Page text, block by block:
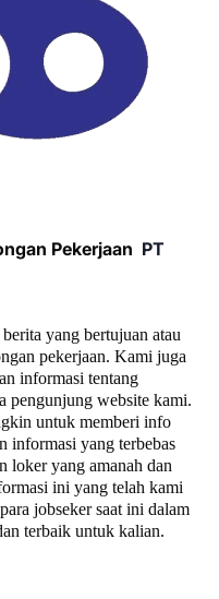
Pekerjaan PT
yang bertujuan atau
pekerjaan. Kami juga
informasi tentang
pengunjung website kami.
untuk memberi info
informasi yang terbebas
loker yang amanah dan
ini yang telah kami
jobseker saat ini dalam
terbaik untuk kalian.